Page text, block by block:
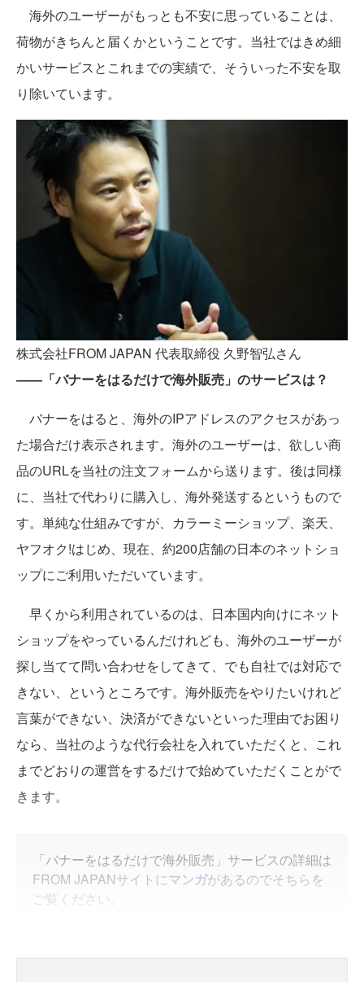
海外のユーザーがもっとも不安に思っていることは、
荷物がきちんと届くかということです。当社ではきめ細
かいサービスとこれまでの実績で、そういった不安を取
り除いています。
株式会社FROM JAPAN 代表取締役 久野智弘さん
――「バナーをはるだけで海外販売」のサービスは？
バナーをはると、海外のIPアドレスのアクセスがあっ
た場合だけ表示されます。海外のユーザーは、欲しい商
品のURLを当社の注文フォームから送ります。後は同様
に、当社で代わりに購入し、海外発送するというもので
す。単純な仕組みですが、カラーミーショップ、楽天、
ヤフオク!はじめ、現在、約200店舗の日本のネットショ
ップにご利用いただいています。
早くから利用されているのは、日本国内向けにネット
ショップをやっているんだけれども、海外のユーザーが
探し当てて問い合わせをしてきて、でも自社では対応で
きない、というところです。海外販売をやりたいけれど
言葉ができない、決済ができないといった理由でお困り
なら、当社のような代行会社を入れていただくと、これ
までどおりの運営をするだけで始めていただくことがで
きます。
「バナーをはるだけで海外販売」サービスの詳細は
FROM JAPANサイトにマンガがあるのでそちらを
ご覧ください。